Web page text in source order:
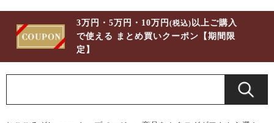
3万円・5万円・10万円(税込) 以上ご購入
で使える まとめ買いクーポン【期間限
定】